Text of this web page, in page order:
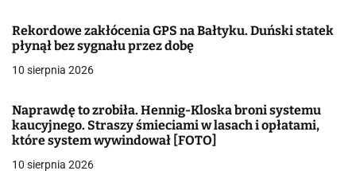
a
w
p
i
s
Rekordowe zakłócenia GPS na Bałtyku. Duński statek
płynął bez sygnału przez dobę
10 sierpnia 2026
Naprawdę to zrobiła. Hennig-Kloska broni systemu
kaucyjnego. Straszy śmieciami w lasach i opłatami,
które system wywindował [FOTO]
10 sierpnia 2026